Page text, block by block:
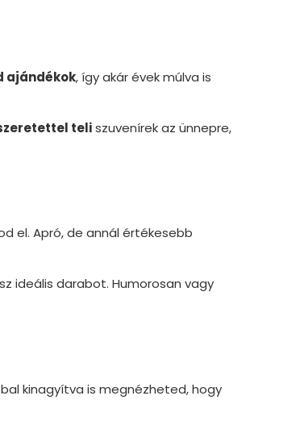
ajándékok, így akár évek múlva is
teliszuvenírek az ünnepre,
el. Apró, de annál értékesebb
ideális darabot. Humorosan vagy
kinagyítva is megnézheted, hogy